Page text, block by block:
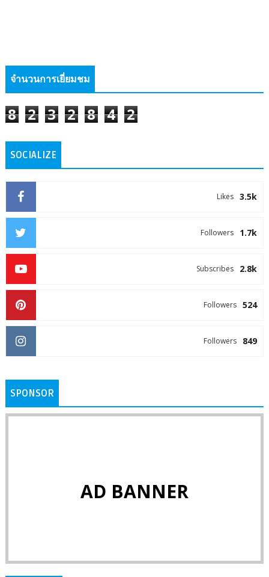
จำนวนการเยี่ยมชม
8 2 3 2 8 4 2
SOCIALIZE
3.5k
Likes
1.7k
Followers
2.8k
Subscribes
524
Followers
849
Followers
SPONSOR
AD BANNER